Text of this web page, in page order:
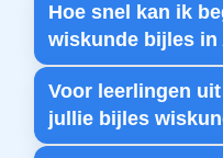
Hoe snel kan ik
wiskunde bijles in
Voor leerlingen
jullie bijles